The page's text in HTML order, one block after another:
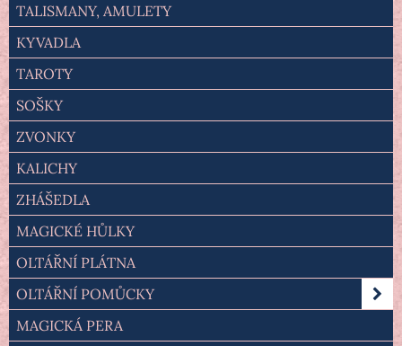
TALISMANY, AMULETY
KYVADLA
TAROTY
SOŠKY
ZVONKY
KALICHY
ZHÁŠEDLA
MAGICKÉ HŮLKY
OLTÁŘNÍ PLÁTNA
OLTÁŘNÍ POMŮCKY
MAGICKÁ PERA